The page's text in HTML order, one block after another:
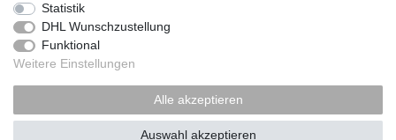
Daten­schutz­erklärung
Zahlung und Versand
Statistik
DHL Wunschzustellung
Funktional
Weitere Einstellungen
Alle akzeptieren
Auswahl akzeptieren